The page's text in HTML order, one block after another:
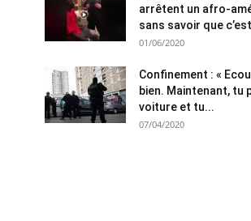
arrêtent un afro-
sans savoir que
01/06/2020
Confinement : «
bien. Maintenant, tu
voiture et tu...
07/04/2020